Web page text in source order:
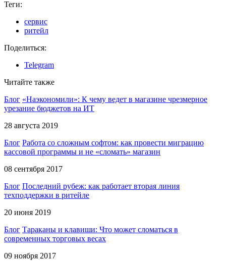
Теги:
сервис
ритейл
Поделиться:
Telegram
Читайте также
Блог «Наэкономили»: К чему ведет в магазине чрезмерное
урезание бюджетов на ИТ
28 августа 2019
Блог Работа со сложным софтом: как провести миграцию
кассовой программы и не «сломать» магазин
08 сентября 2017
Блог Последний рубеж: как работает вторая линия
техподдержки в ритейле
20 июня 2019
Блог Тараканы и клавиши: Что может сломаться в
современных торговых весах
09 ноября 2017